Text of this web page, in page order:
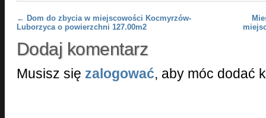
Post navigation
← Dom do zbycia w miejscowości Kocmyrzów-
Luborzyca o powierzchni 127.00m2
Dodaj komentarz
Musisz się zalogować, aby móc dodać